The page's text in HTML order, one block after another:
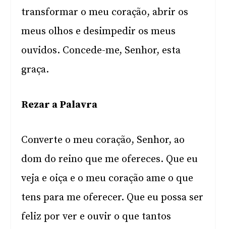
transformar o meu coração, abrir os
meus olhos e desimpedir os meus
ouvidos. Concede-me, Senhor, esta
graça.
Rezar a Palavra
Converte o meu coração, Senhor, ao
dom do reino que me ofereces. Que eu
veja e oiça e o meu coração ame o que
tens para me oferecer. Que eu possa ser
feliz por ver e ouvir o que tantos